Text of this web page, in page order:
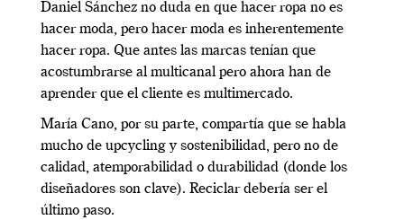
Daniel Sánchez no duda en que hacer ropa no es
hacer moda, pero hacer moda es inherentemente
hacer ropa. Que antes las marcas tenían que
acostumbrarse al multicanal pero ahora han de
aprender que el cliente es multimercado.
María Cano, por su parte, compartía que se habla
mucho de upcycling y sostenibilidad, pero no de
calidad, atemporabilidad o durabilidad (donde los
diseñadores son clave). Reciclar debería ser el
último paso.